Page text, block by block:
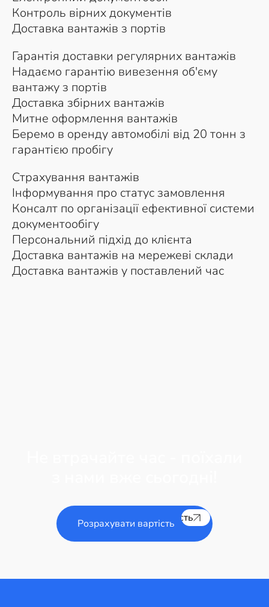
Контроль вірних документів
Доставка вантажів з портів
Гарантія доставки регулярних вантажів
Надаємо гарантію вивезення об'єму
вантажу з портів
Доставка збірних вантажів
Митне оформлення вантажів
Беремо в оренду автомобілі від 20 тонн з
гарантією пробігу
Страхування вантажів
Інформування про статус замовлення
Консалт по організації ефективної системи
документообігу
Персональний підхід до клієнта
Доставка вантажів на мережеві склади
Доставка вантажів у поставлений час
Розрахувати вартість
Розрахувати вартість